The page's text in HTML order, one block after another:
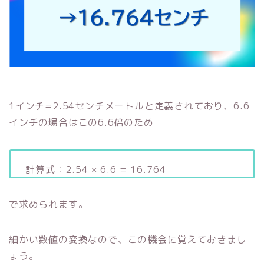
1インチ=2.54センチメートルと定義されており、6.6
インチの場合はこの6.6倍のため
計算式：2.54 × 6.6 = 16.764
で求められます。
細かい数値の変換なので、この機会に覚えておきまし
ょう。